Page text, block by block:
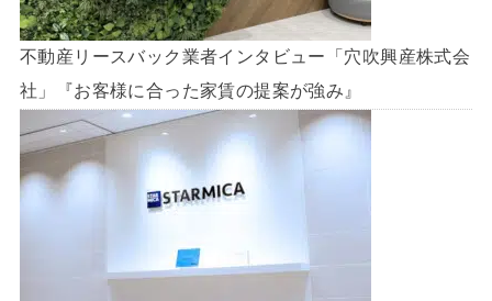
不動産リースバック業者インタビュー「穴吹興産株式会
社」『お客様に合った家賃の提案が強み』